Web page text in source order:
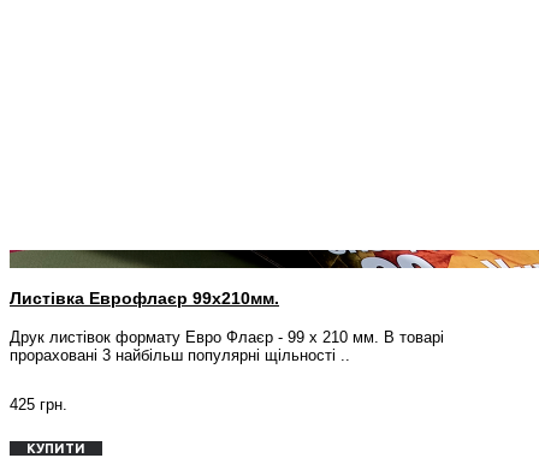
Листівка Еврофлаєр 99x210мм.
Друк листівок формату Евро Флаєр - 99 х 210 мм. В товарі
прораховані 3 найбільш популярні щільності ..
425 грн.
КУПИТИ